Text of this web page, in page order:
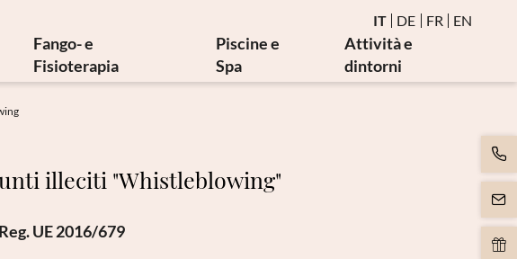
IT DE FR EN
Fango- e
Fisioterapia
Fisiatra
Idrokinesiterapia
Piscine e
Spa
Movimento
Attività e
dintorni
illeciti "Whistleblowing"
UE 2016/679